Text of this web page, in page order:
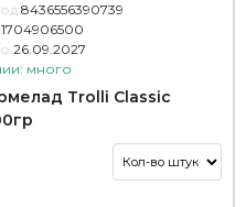
8436556390739
1704906500
26.09.2027
много
Trolli Classic